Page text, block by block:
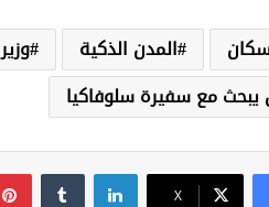
المدن الذكية
يبحث مع سفيرة سلوفاكيا
‫X
لينكدإن